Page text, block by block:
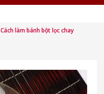
Cách làm bánh bột lọc chay